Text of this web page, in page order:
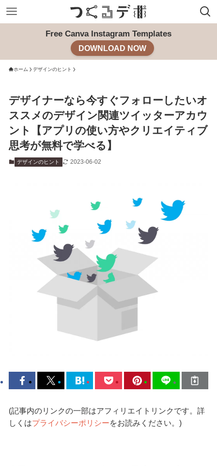
Free Canva Instagram Templates
DOWNLOAD NOW
ホーム デザインのヒント
デザイナーなら今すぐフォローしたいオ
ススメのデザイン関連ツイッターアカウ
ント【アプリの使い方やクリエイティブ
思考が無料で学べる】
デザインのヒント 2023-06-02
(記事内のリンクの一部はアフィリエイトリンクです。詳
しくはプライバシーポリシーをお読みください。)